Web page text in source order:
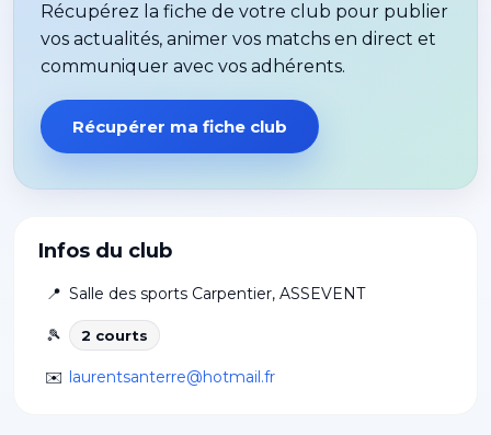
Infos du club
📍 Salle des sports Carpentier, ASSEVENT
🎾 2 courts
✉️ laurentsanterre@hotmail.fr
Récupérez la fiche de votre club pour publier
vos actualités, animer vos matchs en direct et
communiquer avec vos adhérents.
Récupérer ma fiche club